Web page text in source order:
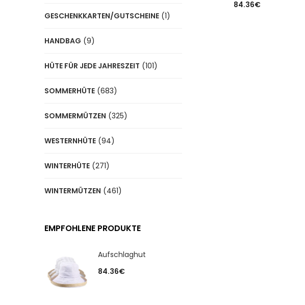
84.36€
GESCHENKKARTEN/GUTSCHEINE (1)
HANDBAG (9)
HÜTE FÜR JEDE JAHRESZEIT (101)
SOMMERHÜTE (683)
SOMMERMÜTZEN (325)
WESTERNHÜTE (94)
WINTERHÜTE (271)
WINTERMÜTZEN (461)
EMPFOHLENE PRODUKTE
Aufschlaghut
84.36€